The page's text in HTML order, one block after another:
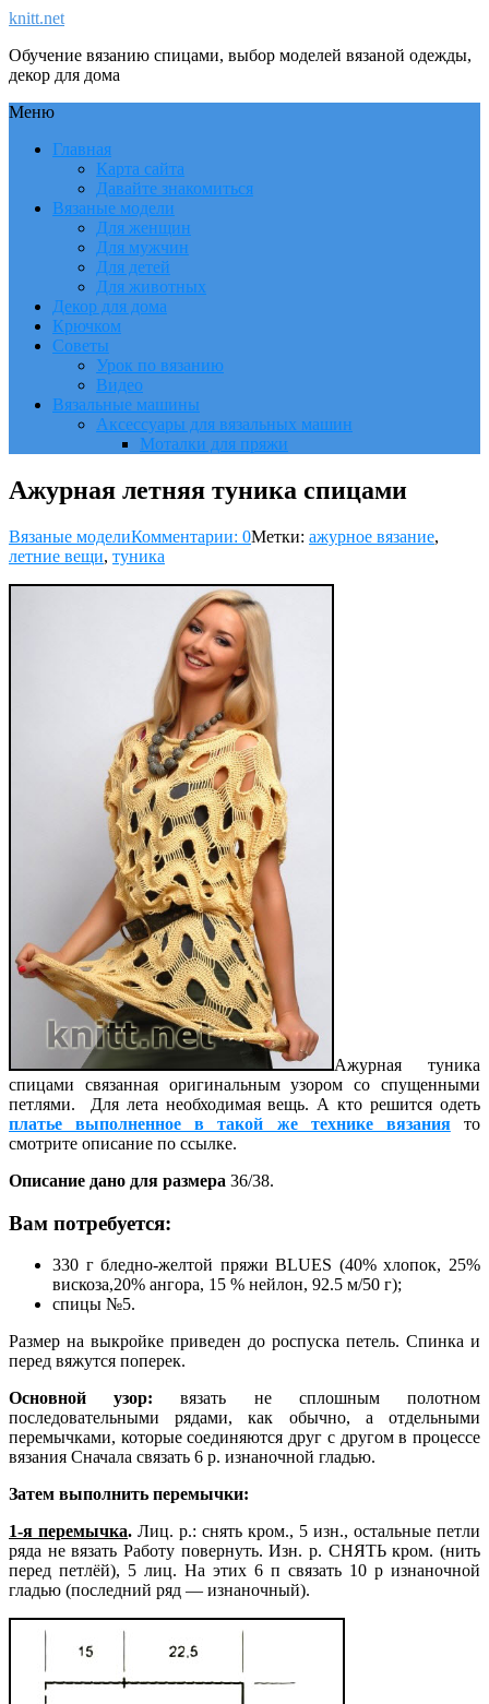
knitt.net
Обучение вязанию спицами, выбор моделей вязаной одежды,
декор для дома
Меню
Главная
Карта сайта
Давайте знакомиться
Вязаные модели
Для женщин
Для мужчин
Для детей
Для животных
Декор для дома
Крючком
Советы
Урок по вязанию
Видео
Вязальные машины
Аксессуары для вязальных машин
Моталки для пряжи
Ажурная летняя туника спицами
Вязаные моделиКомментарии: 0Метки: ажурное вязание,
летние вещи, туника
Ажурная туника
спицами связанная оригинальным узором со спущенными
петлями. Для лета необходимая вещь. А кто решится одеть
платье выполненное в такой же технике вязания
то
смотрите описание по ссылке.
Описание дано для размера 36/38.
Вам потребуется:
330 г бледно-желтой пряжи BLUES (40% хлопок, 25%
вискоза,20% ангора, 15 % нейлон, 92.5 м/50 г);
спицы №5.
Размер на выкройке приведен до роспуска петель. Спинка и
перед вяжутся поперек.
Основной узор: вязать не сплошным полотном
последовательными рядами, как обычно, а отдельными
перемычками, которые соединяются друг с другом в процессе
вязания Сначала связать 6 р. изнаночной гладью.
Затем выполнить перемычки:
1-я перемычка. Лиц. р.: снять кром., 5 изн., остальные петли
ряда не вязать Работу повернуть. Изн. р. СНЯТЬ кром. (нить
перед петлёй), 5 лиц. На этих 6 п связать 10 р изнаночной
гладью (последний ряд — изнаночный).